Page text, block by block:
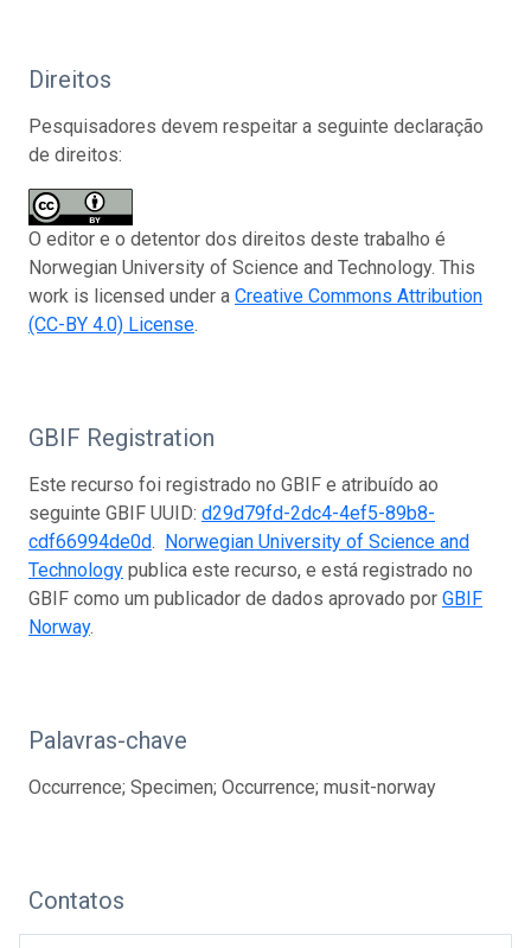
Direitos
Pesquisadores devem respeitar a seguinte declaração
de direitos:
O editor e o detentor dos direitos deste trabalho é
Norwegian University of Science and Technology. This
work is licensed under a Creative Commons Attribution
(CC-BY 4.0) License.
GBIF Registration
Este recurso foi registrado no GBIF e atribuído ao
seguinte GBIF UUID: d29d79fd-2dc4-4ef5-89b8-
cdf66994de0d. Norwegian University of Science and
Technology publica este recurso, e está registrado no
GBIF como um publicador de dados aprovado por GBIF
Norway.
Palavras-chave
Occurrence; Specimen; Occurrence; musit-norway
Contatos